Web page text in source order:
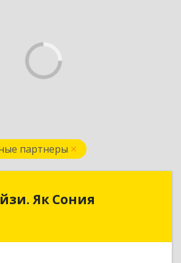
партнеры
Як Сония
1С:Франчайзи. Як Сония
734013, г. Душанбе,